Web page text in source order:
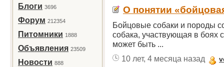
Блоги 3696
Форум 212354
Питомники 1888
Объявления 23509
Новости 888
О понятии
Бойцовые собаки и породы
собака, участвующая в боях
может быть ...
10 лет, 4 месяца назад